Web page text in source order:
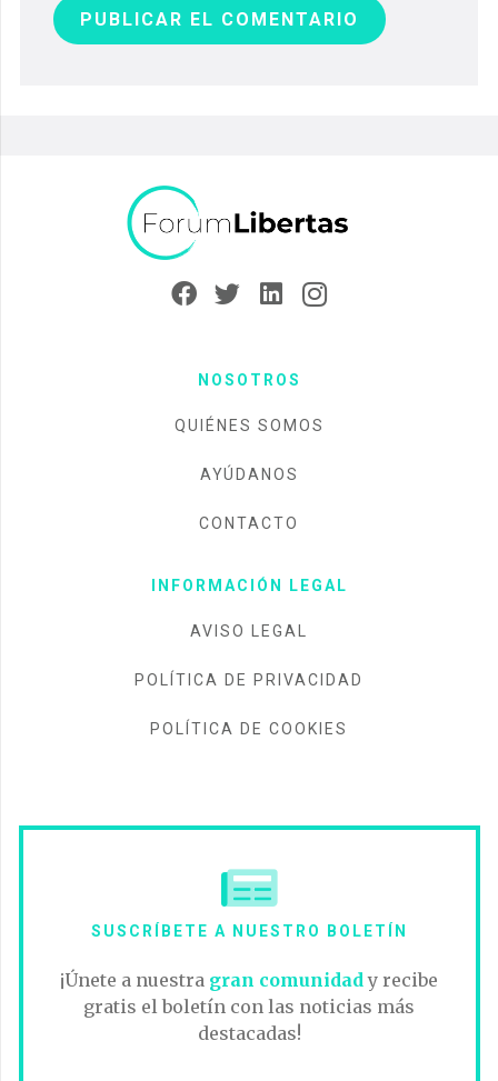
PUBLICAR EL COMENTARIO
NOSOTROS
QUIÉNES SOMOS
AYÚDANOS
CONTACTO
INFORMACIÓN LEGAL
AVISO LEGAL
POLÍTICA DE PRIVACIDAD
POLÍTICA DE COOKIES
SUSCRÍBETE A NUESTRO BOLETÍN
¡Únete a nuestra gran comunidady recibe
gratis el boletín con las noticias más
destacadas!